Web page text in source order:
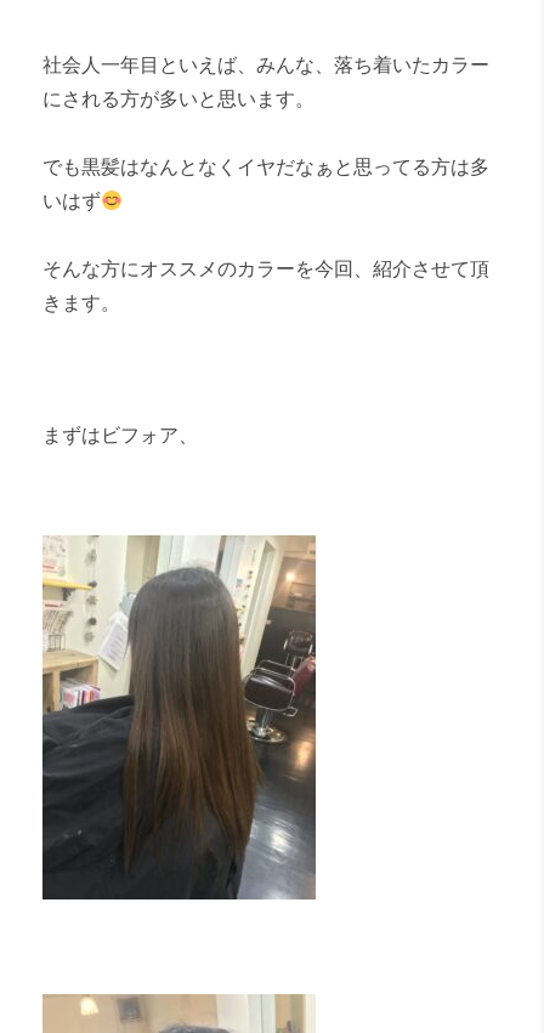
社会人一年目といえば、みんな、落ち着いたカラー
にされる方が多いと思います。
でも黒髪はなんとなくイヤだなぁと思ってる方は多
いはず
そんな方にオススメのカラーを今回、紹介させて頂
きます。
まずはビフォア、